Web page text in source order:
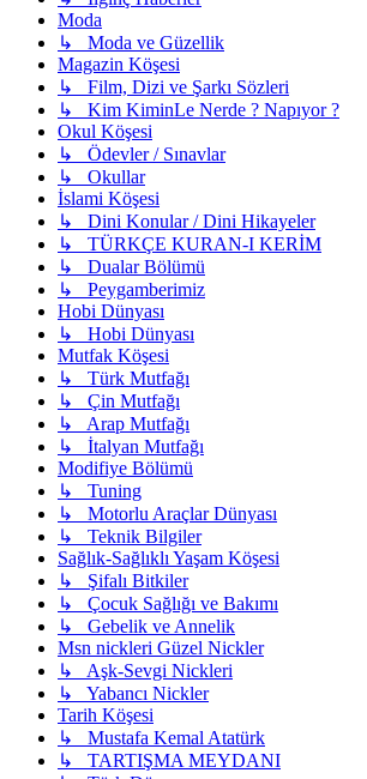
Moda
↳ Moda ve Güzellik
Magazin Köşesi
↳ Film, Dizi ve Şarkı Sözleri
↳ Kim KiminLe Nerde ? Napıyor ?
Okul Köşesi
↳ Ödevler / Sınavlar
↳ Okullar
İslami Köşesi
↳ Dini Konular / Dini Hikayeler
↳ TÜRKÇE KURAN-I KERİM
↳ Dualar Bölümü
↳ Peygamberimiz
Hobi Dünyası
↳ Hobi Dünyası
Mutfak Köşesi
↳ Türk Mutfağı
↳ Çin Mutfağı
↳ Arap Mutfağı
↳ İtalyan Mutfağı
Modifiye Bölümü
↳ Tuning
↳ Motorlu Araçlar Dünyası
↳ Teknik Bilgiler
Sağlık-Sağlıklı Yaşam Köşesi
↳ Şifalı Bitkiler
↳ Çocuk Sağlığı ve Bakımı
↳ Gebelik ve Annelik
Msn nickleri Güzel Nickler
↳ Aşk-Sevgi Nickleri
↳ Yabancı Nickler
Tarih Köşesi
↳ Mustafa Kemal Atatürk
↳ TARTIŞMA MEYDANI